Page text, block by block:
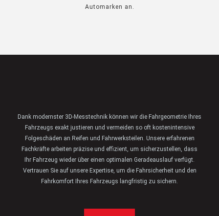
Automarken an.
Dank modernster 3D-Messtechnik können wir die Fahrgeometrie Ihres
Fahrzeugs exakt justieren und vermeiden so oft kostenintensive
Folgeschäden an Reifen und Fahrwerksteilen. Unsere erfahrenen
Fachkräfte arbeiten präzise und effizient, um sicherzustellen, dass
Ihr Fahrzeug wieder über einen optimalen Geradeauslauf verfügt.
Vertrauen Sie auf unsere Expertise, um die Fahrsicherheit und den
Fahrkomfort Ihres Fahrzeugs langfristig zu sichern.